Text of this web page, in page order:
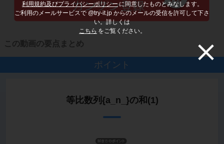
利用規約及びプライバシーポリシー に同意したものとみなします。
ご利用のメールサービスで @try-it.jp からのメールの受信を許可して下さ
い。詳しくは
こちら をご覧ください。
この動画の要点まとめ
ポイント
等比数列{a_n_}の和(1)